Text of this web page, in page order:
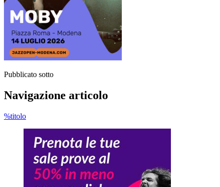
Pubblicato sotto
Navigazione articolo
%titolo